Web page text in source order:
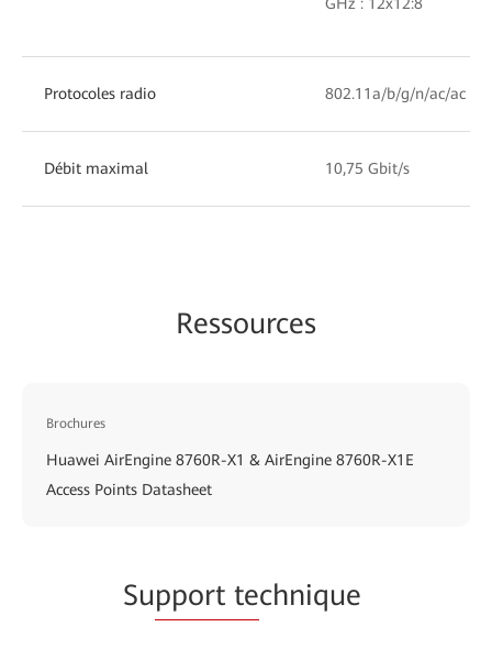
Protocoles radio 802.11a/b/g/n/ac/ac
Débit maximal 10,75 Gbit/s
Ressources
Brochures
Huawei AirEngine 8760R-X1 & AirEngine 8760R-X1E
Access Points Datasheet
Support technique